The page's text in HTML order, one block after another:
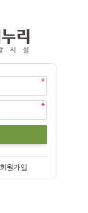
회원가입